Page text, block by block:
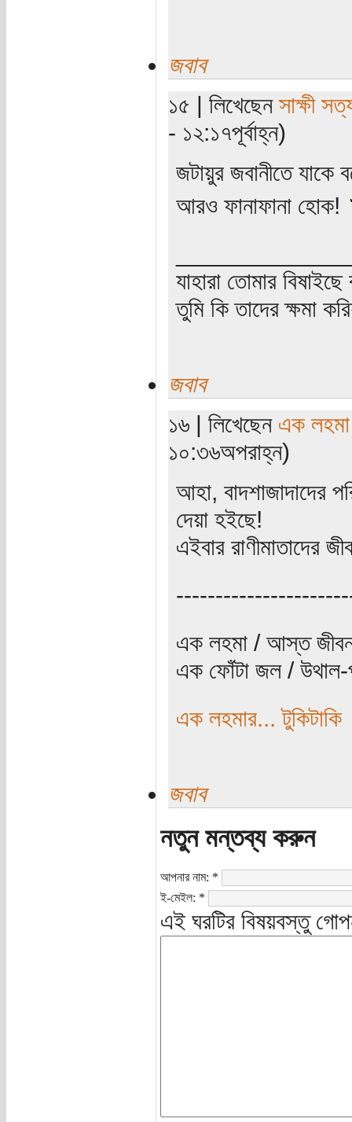
জবাব
১৫ | লিখেছেন সাক্ষী
- ১২:১৭পূর্বাহ্ন)
জটায়ুর জবানীতে যাকে
আরও ফানাফানা হোক!
যাহারা তোমার
তুমি কি তাদের ক্ষমা
জবাব
১৬ | লিখেছেন এক লহমা
১০:৩৬অপরাহ্ন)
আহা, বাদশাজাদাদের
দেয়া হইছে!
এইবার রাণীমাতাদের
এক লহমা / আস্ত
এক ফোঁটা জল /
এক লহমার... টুকিটাকি
জবাব
নতুন মন্তব্য করুন
আপনার নাম: *
ই-মেইল: *
এই ঘরটির বিষয়বস্তু